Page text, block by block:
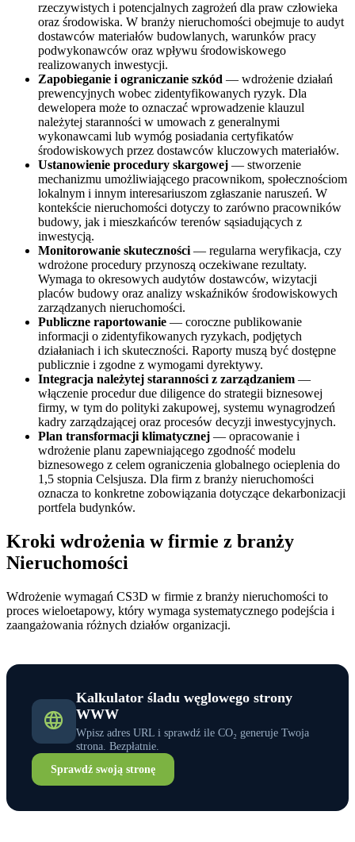
rzeczywistych i potencjalnych zagrożeń dla praw człowieka
oraz środowiska. W branży nieruchomości obejmuje to audyt
dostawców materiałów budowlanych, warunków pracy
podwykonawców oraz wpływu środowiskowego
realizowanych inwestycji.
Zapobieganie i ograniczanie szkód — wdrożenie działań
prewencyjnych wobec zidentyfikowanych ryzyk. Dla
dewelopera może to oznaczać wprowadzenie klauzul
należytej staranności w umowach z generalnymi
wykonawcami lub wymóg posiadania certyfikatów
środowiskowych przez dostawców kluczowych materiałów.
Ustanowienie procedury skargowej — stworzenie
mechanizmu umożliwiającego pracownikom, społecznościom
lokalnym i innym interesariuszom zgłaszanie naruszeń. W
kontekście nieruchomości dotyczy to zarówno pracowników
budowy, jak i mieszkańców terenów sąsiadujących z
inwestycją.
Monitorowanie skuteczności — regularna weryfikacja, czy
wdrożone procedury przynoszą oczekiwane rezultaty.
Wymaga to okresowych audytów dostawców, wizytacji
placów budowy oraz analizy wskaźników środowiskowych
zarządzanych nieruchomości.
Publiczne raportowanie — coroczne publikowanie
informacji o zidentyfikowanych ryzykach, podjętych
działaniach i ich skuteczności. Raporty muszą być dostępne
publicznie i zgodne z wymogami dyrektywy.
Integracja należytej staranności z zarządzaniem —
włączenie procedur due diligence do strategii biznesowej
firmy, w tym do polityki zakupowej, systemu wynagrodzeń
kadry zarządzającej oraz procesów decyzji inwestycyjnych.
Plan transformacji klimatycznej — opracowanie i
wdrożenie planu zapewniającego zgodność modelu
biznesowego z celem ograniczenia globalnego ocieplenia do
1,5 stopnia Celsjusza. Dla firm z branży nieruchomości
oznacza to konkretne zobowiązania dotyczące dekarbonizacji
portfela budynków.
Kroki wdrożenia w firmie z branży
Nieruchomości
Wdrożenie wymagań CS3D w firmie z branży nieruchomości to
proces wieloetapowy, który wymaga systematycznego podejścia i
zaangażowania różnych działów organizacji.
Kalkulator śladu węglowego strony
WWW
Wpisz adres URL i sprawdź ile CO₂ generuje Twoja
strona. Bezpłatnie.
Sprawdź swoją stronę